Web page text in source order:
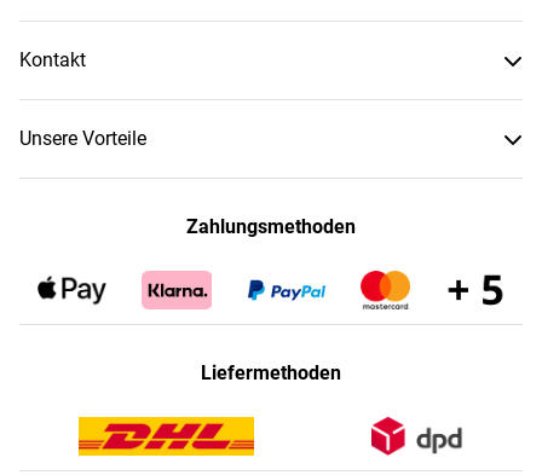
Kontakt
Unsere Vorteile
Zahlungsmethoden
Liefermethoden